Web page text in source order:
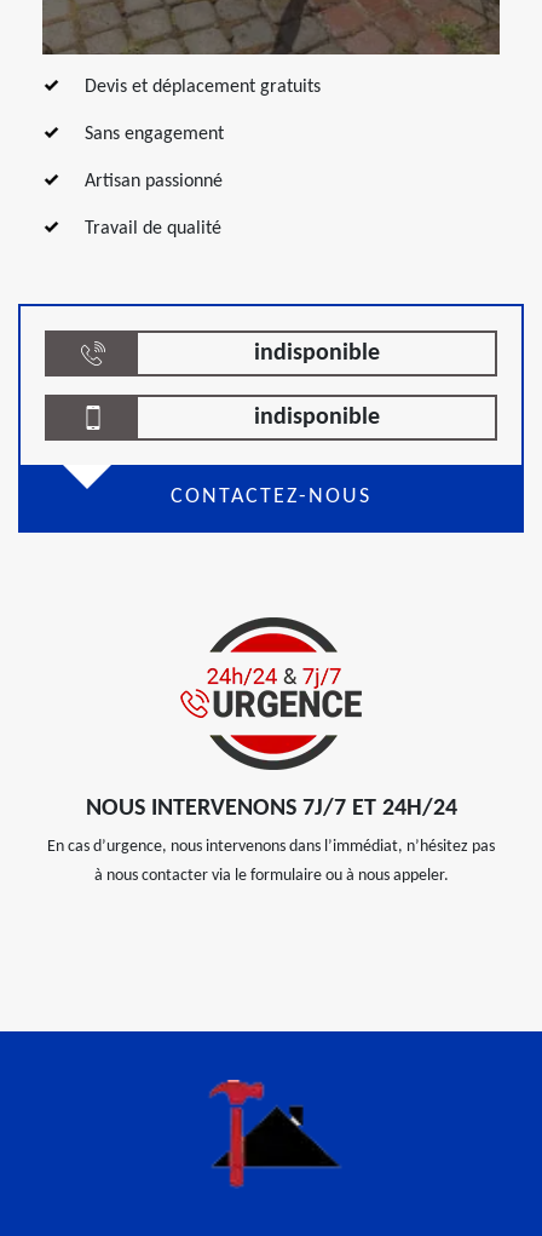
Devis et déplacement gratuits
Sans engagement
Artisan passionné
Travail de qualité
indisponible
indisponible
CONTACTEZ-NOUS
NOUS INTERVENONS 7J/7 ET 24H/24
En cas d’urgence, nous intervenons dans l’immédiat, n’hésitez pas
à nous contacter via le formulaire ou à nous appeler.